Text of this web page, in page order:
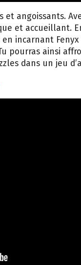
et angoissants.
et accueillant.
incarnant
pourras ainsi
dans un jeu